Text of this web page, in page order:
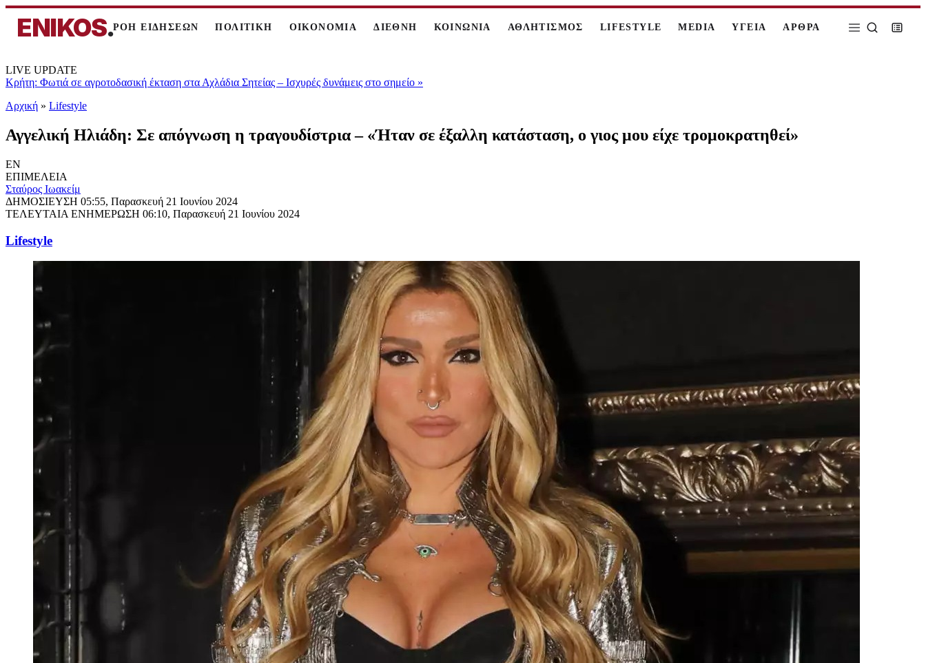
ENIKOS.ΡΟΗ ΕΙΔΗΣΕΩΝ ΠΟΛΙΤΙΚΗ ΟΙΚΟΝΟΜΙΑ ΔΙΕΘΝΗ ΚΟΙΝΩΝΙΑ ΑΘΛΗΤΙΣΜΟΣ LIFESTYLE MEDIA ΥΓΕΙΑ ΑΡΘΡΑ
LIVE UPDATE
Κρήτη: Φωτιά σε αγροτοδασική έκταση στα Αχλάδια Σητείας – Ισχυρές δυνάμεις στο σημείο »
Αρχική » Lifestyle
Αγγελική Ηλιάδη: Σε απόγνωση η τραγουδίστρια – «Ήταν σε έξαλλη κατάσταση, ο γιος μου είχε τρομοκρατηθεί»
EN
ΕΠΙΜΕΛΕΙΑ
Σταύρος Ιωακείμ
ΔΗΜΟΣΙΕΥΣΗ 05:55, Παρασκευή 21 Ιουνίου 2024
ΤΕΛΕΥΤΑΙΑ ΕΝΗΜΕΡΩΣΗ 06:10, Παρασκευή 21 Ιουνίου 2024
Lifestyle